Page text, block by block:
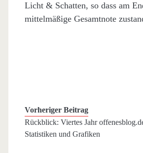
Licht & Schatten, so dass am
mittelmäßige Gesamtnote
Vorheriger Beitrag
Rückblick: Viertes Jahr
Statistiken und Grafiken